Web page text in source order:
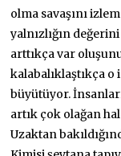
olma savaşını
yalnızlığın
arttıkça var
kalabalıklaştıkça
büyütüyor.
artık çok olağan
Uzaktan